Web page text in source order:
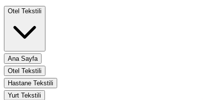
Otel Tekstili
Ana Sayfa
Otel Tekstili
Hastane Tekstili
Yurt Tekstili